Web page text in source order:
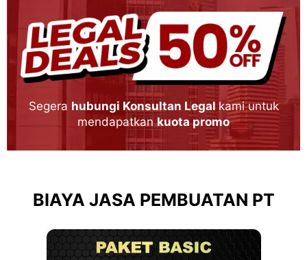
Segera hubungi Konsultan Legal kami untuk
mendapatkankuota promo
BIAYA JASA PEMBUATAN PT